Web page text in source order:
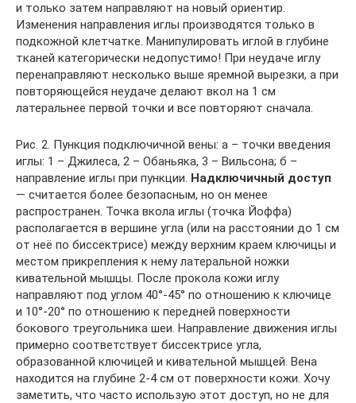
и только затем направляют на новый ориентир.
Изменения направления иглы производятся только в
подкожной клетчатке. Манипулировать иглой в глубине
тканей категорически недопустимо! При неудаче иглу
перенаправляют несколько выше яремной вырезки, а при
повторяющейся неудаче делают вкол на 1 см
латеральнее первой точки и все повторяют сначала.
Рис. 2. Пункция подключичной вены: а – точки введения
иглы: 1 – Джилеса, 2 – Обаньяка, 3 – Вильсона; б –
направление иглы при пункции. Надключичный доступ
— считается более безопасным, но он менее
распространен. Точка вкола иглы (точка Йоффа)
располагается в вершине угла (или на расстоянии до 1 см
от неё по биссектрисе) между верхним краем ключицы и
местом прикрепления к нему латеральной ножки
кивательной мышцы. После прокола кожи иглу
направляют под углом 40°-45° по отношению к ключице
и 10°-20° по отношению к передней поверхности
бокового треугольника шеи. Направление движения иглы
примерно соответствует биссектрисе угла,
образованной ключицей и кивательной мышцей. Вена
находится на глубине 2-4 см от поверхности кожи. Хочу
заметить, что часто использую этот доступ, но не для